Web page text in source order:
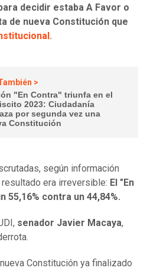
decidir estaba A Favor o
de nueva Constitución que
>
"En Contra" triunfa en el
2023: Ciudadanía
por segunda vez una
Constitución
según información
era irreversible: El "En
55,16% contra un 44,84%.
senador Javier Macaya,
Constitución ya finalizado